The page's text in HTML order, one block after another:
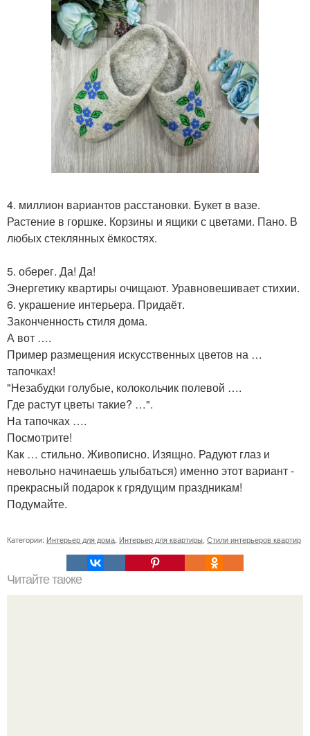
4. миллион вариантов расстановки. Букет в вазе.
Растение в горшке. Корзины и ящики с цветами. Пано. В
любых стеклянных ёмкостях.
5. оберег. Да! Да!
Энергетику квартиры очищают. Уравновешивает стихии.
6. украшение интерьера. Придаёт.
Законченность стиля дома.
А вот ….
Пример размещения искусственных цветов на …
тапочках!
"Незабудки голубые, колокольчик полевой ….
Где растут цветы такие? …".
На тапочках ….
Посмотрите!
Как … стильно. Живописно. Изящно. Радуют глаз и
невольно начинаешь улыбаться) именно этот вариант -
прекрасный подарок к грядущим праздникам!
Подумайте.
Категории: Интерьер для дома Интерьер для квартиры Стили интерьеров квартир
Читайте также